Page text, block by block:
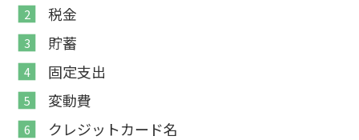
税金
貯蓄
固定支出
変動費
クレジットカード名